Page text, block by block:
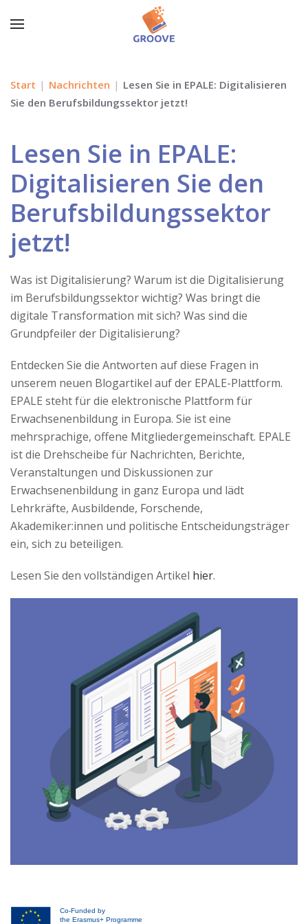
Start Nachrichten
Lesen Sie in EPALE: Digitalisieren
Sie den Berufsbildungssektor jetzt!
Lesen Sie in EPALE:
Digitalisieren Sie den
Berufsbildungssektor
jetzt!
Was ist Digitalisierung? Warum ist die Digitalisierung
im Berufsbildungssektor wichtig? Was bringt die
digitale Transformation mit sich? Was sind die
Grundpfeiler der Digitalisierung?
Entdecken Sie die Antworten auf diese Fragen in
unserem neuen Blogartikel auf der EPALE-Plattform.
EPALE steht für die elektronische Plattform für
Erwachsenenbildung in Europa. Sie ist eine
mehrsprachige, offene Mitgliedergemeinschaft. EPALE
ist die Drehscheibe für Nachrichten, Berichte,
Veranstaltungen und Diskussionen zur
Erwachsenenbildung in ganz Europa und lädt
Lehrkräfte, Ausbildende, Forschende,
Akademiker:innen und politische Entscheidungsträger
ein, sich zu beteiligen.
Lesen Sie den vollständigen Artikel hier.
Co-Funded by
the Erasmus+ Programme